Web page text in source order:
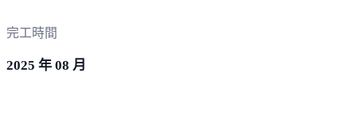
完工時間
2025 年 08 月